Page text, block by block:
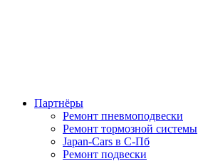
Партнёры
Ремонт пневмоподвески
Ремонт тормозной системы
Japan-Cars в С-Пб
Ремонт подвески